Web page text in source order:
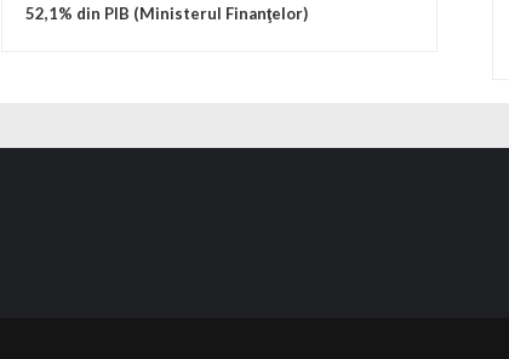
52,1% din PIB (Ministerul Finanţelor)